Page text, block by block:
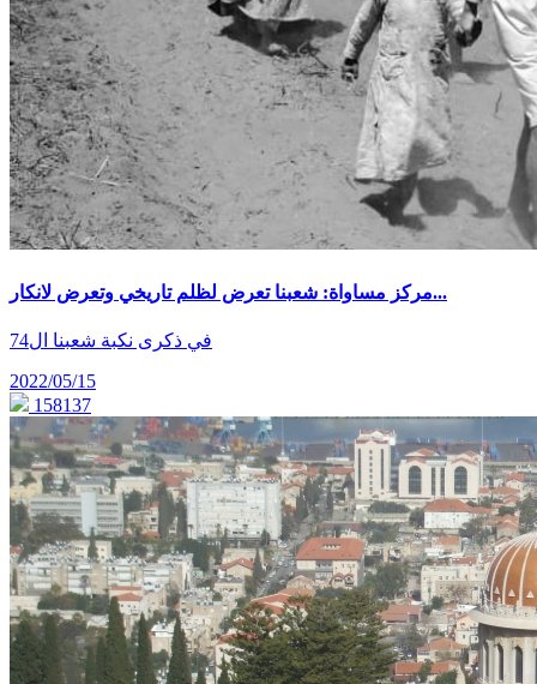
مركز مساواة: شعبنا تعرض لظلم تاريخي وتعرض لانكار...
في ذكرى نكبة شعبنا ال74
2022/05/15
158137